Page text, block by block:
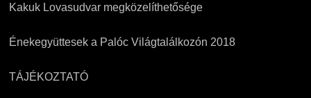
Kakuk Lovasudvar megközelíthetősége
Énekegyüttesek a Palóc Világtalálkozón 2018
TÁJÉKOZTATÓ